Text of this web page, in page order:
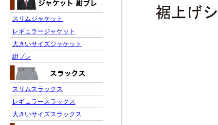
スリムジャケット
レギュラージャケット
大きいサイズジャケット
紺ブレ
スリムスラックス
レギュラースラックス
大きいサイズスラックス